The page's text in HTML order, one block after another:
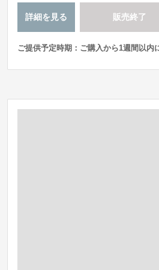
詳細を見る 販売終了
ご提供予定時期：ご購入から1週間以内